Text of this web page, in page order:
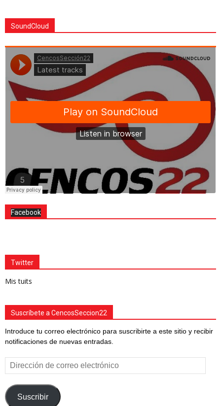
SoundCloud
Facebook
Twitter
Mis tuits
Suscríbete a CencosSeccion22
Introduce tu correo electrónico para suscribirte a este sitio y recibir
notificaciones de nuevas entradas.
Dirección
de
correo
electrónico
Suscribir